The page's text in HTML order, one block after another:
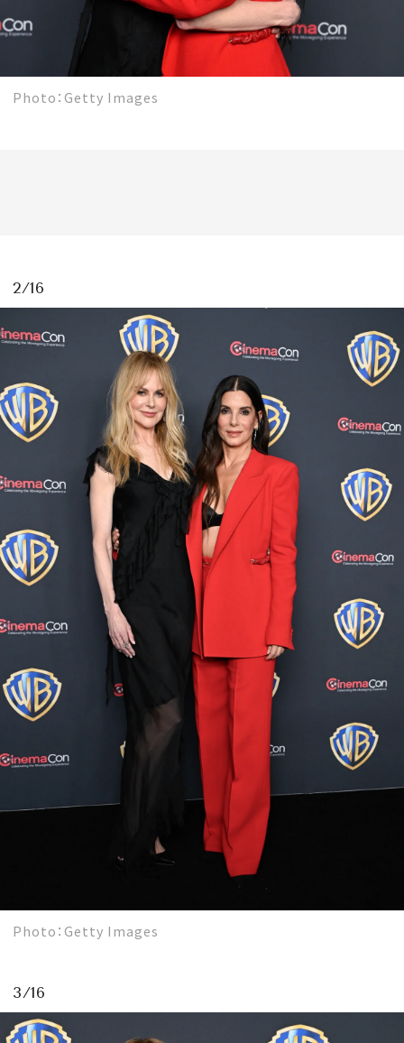
ログイン・新規会員登録
MAGAZINE
SPUR 2026 JULY
2026年9月号
2026-07-23発売
最新号を試し読み
Photo：Getty Images
2/16
Photo：Getty Images
3/16